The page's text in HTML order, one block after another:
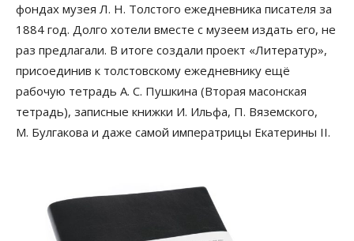
фондах музея Л. Н. Толстого ежедневника писателя за
1884 год. Долго хотели вместе с музеем издать его, не
раз предлагали. В итоге создали проект «Литератур»,
присоединив к толстовскому ежедневнику ещё
рабочую тетрадь А. С. Пушкина (Вторая масонская
тетрадь), записные книжки И. Ильфа, П. Вяземского,
М. Булгакова и даже самой императрицы Екатерины II.